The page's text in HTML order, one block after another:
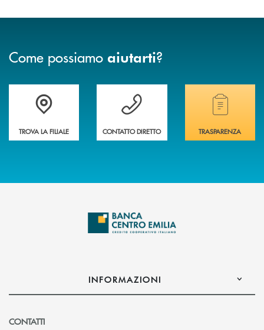
Come possiamo aiutarti?
Accedi all' elenco completo delle filiali
TROVA LA FILIALE
Vuoi avere maggiori informazioni sulla
CONTATTO DIRETTO
Hai bisogno di
TRASPARENZA
INFORMAZIONI
CONTATTI